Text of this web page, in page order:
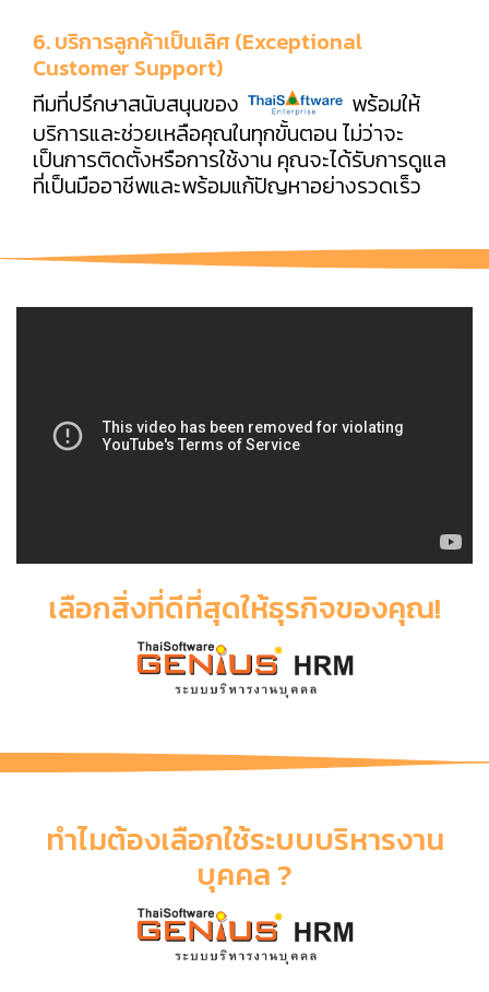
6. บริการลูกค้าเป็นเลิศ (Exceptional
Customer Support)
ทีมที่ปรึกษาสนับสนุนของ
พร้อมให้
บริการและช่วยเหลือคุณในทุกขั้นตอน ไม่ว่าจะ
เป็นการติดตั้งหรือการใช้งาน คุณจะได้รับการดูแล
ที่เป็นมืออาชีพและพร้อมแก้ปัญหาอย่างรวดเร็ว
เลือกสิ่งที่ดีที่สุดให้ธุรกิจของคุณ!
ทำไมต้องเลือกใช้ระบบบริหารงาน
บุคคล ?